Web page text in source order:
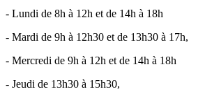
- Lundi de 8h à 12h et de 14h à 18h
- Mardi de 9h à 12h30 et de 13h30 à 17h,
- Mercredi de 9h à 12h et de 14h à 18h
- Jeudi de 13h30 à 15h30,